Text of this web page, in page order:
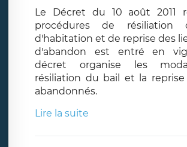
Le Décret du 10 août 2011
procédures de résiliation
d'habitation et de reprise des
d'abandon est entré en
décret organise les
résiliation du bail et la
abandonnés.
Lire la suite